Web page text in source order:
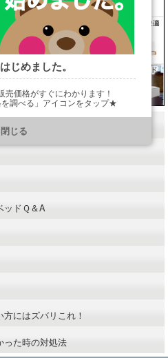
ッドＱ＆A
にはズバリこれ！
った時の対処法
じめました。
売価格がすぐにわかります！
を調べる」アイコンをタップ★
R/ti/p/@901ptzjz
閉じる